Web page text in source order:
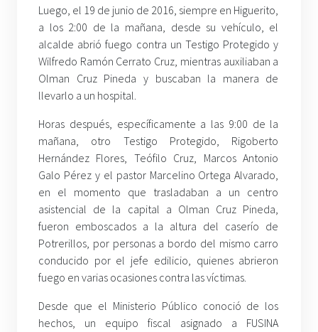
Luego, el 19 de junio de 2016, siempre en Higuerito,
a los 2:00 de la mañana, desde su vehículo, el
alcalde abrió fuego contra un Testigo Protegido y
Wilfredo Ramón Cerrato Cruz, mientras auxiliaban a
Olman Cruz Pineda y buscaban la manera de
llevarlo a un hospital.
Horas después, específicamente a las 9:00 de la
mañana, otro Testigo Protegido, Rigoberto
Hernández Flores, Teófilo Cruz, Marcos Antonio
Galo Pérez y el pastor Marcelino Ortega Alvarado,
en el momento que trasladaban a un centro
asistencial de la capital a Olman Cruz Pineda,
fueron emboscados a la altura del caserío de
Potrerillos, por personas a bordo del mismo carro
conducido por el jefe edilicio, quienes abrieron
fuego en varias ocasiones contra las víctimas.
Desde que el Ministerio Público conoció de los
hechos, un equipo fiscal asignado a FUSINA